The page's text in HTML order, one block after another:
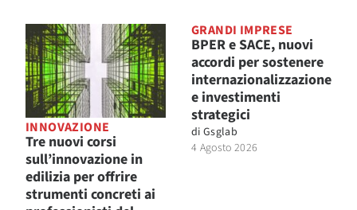
INNOVAZIONE
Tre nuovi corsi
sull’innovazione in
edilizia per offrire
strumenti concreti ai
GRANDI IMPRESE
BPER e SACE, nuovi
accordi per sostenere
internazionalizzazione
e investimenti
strategici
di Gsglab
4 Agosto 2026